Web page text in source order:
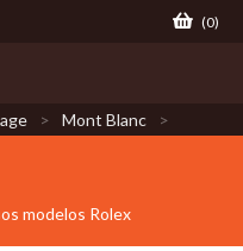
(0)
Mont Blanc
modelos Rolex